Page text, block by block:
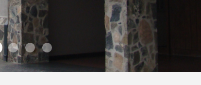
Nuevo edificio
Tres especialidades
Calidad educativa
Escuela parroquial